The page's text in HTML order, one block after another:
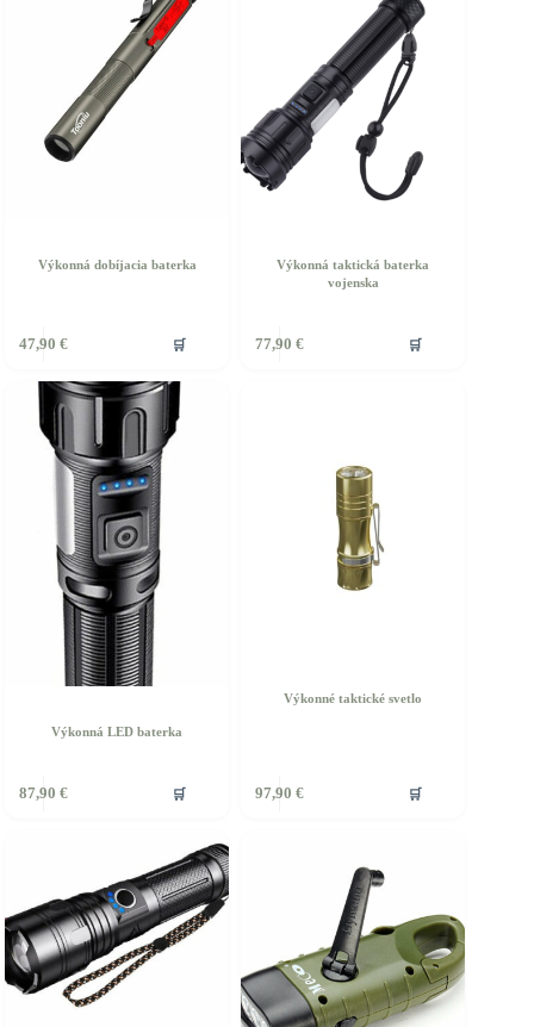
Výkonná dobíjacia baterka
47,90 € 🛒
Výkonná taktická baterka
vojenska
77,90 € 🛒
Výkonná LED baterka
87,90 € 🛒
Výkonné taktické svetlo
97,90 € 🛒